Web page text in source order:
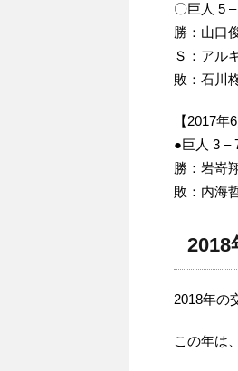
〇巨人 5
勝：山口
Ｓ：アル
敗：石川
【2017年
●巨人 3 –
勝：岩嵜
敗：内海
2018
2018年の
この年は